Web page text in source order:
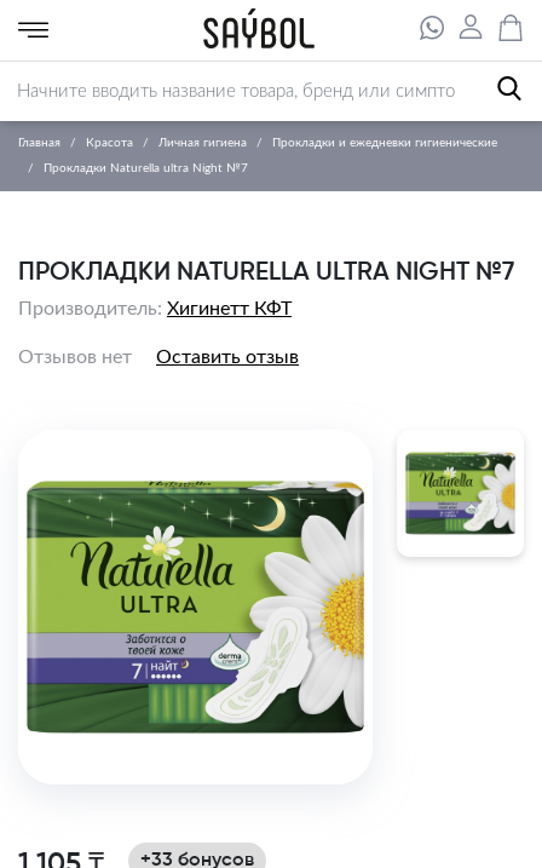
Главная Красота Личная гигиена Прокладки и ежедневки гигиенические
Прокладки Naturella ultra Night №7
ПРОКЛАДКИ NATURELLA ULTRA NIGHT №7
Производитель: Хигинетт КФТ
Отзывов нет Оставить отзыв
+33 бонусов